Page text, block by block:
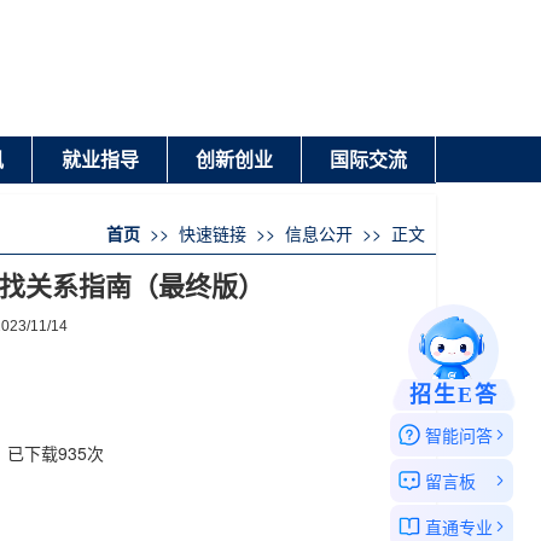
就业指导 创新创业 国际交流
首页 >> 快速链接 >> 信息公开 >> 正文
关系指南（最终版）
11/14
已下载935次
招生E答
智能问答
留言板
直通专业